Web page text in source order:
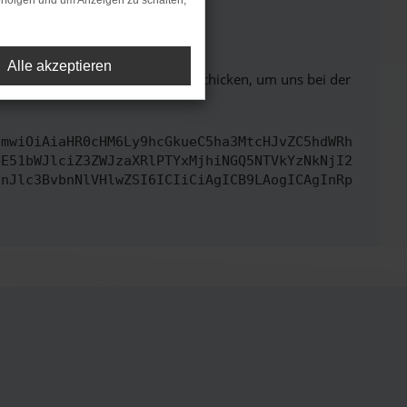
unterstützt werden.
Du kannst uns diesen Text schicken, um uns bei der
Alle akzeptieren